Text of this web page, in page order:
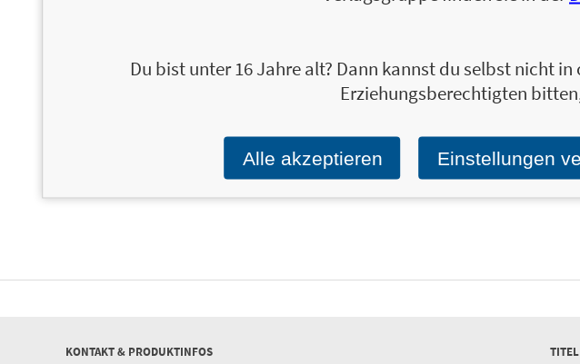
15,00 €
lernen – mit Materialkunde sowie
KONTAKT & PRODUKTINFOS TITEL
Du bist unter 16 Jahre alt? Dann kannst du selbst nicht
Erziehungsberechtigten
Alle akzeptieren Einstellungen